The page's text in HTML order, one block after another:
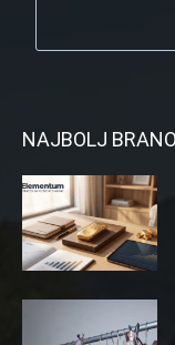
NAJBOLJ BRANO